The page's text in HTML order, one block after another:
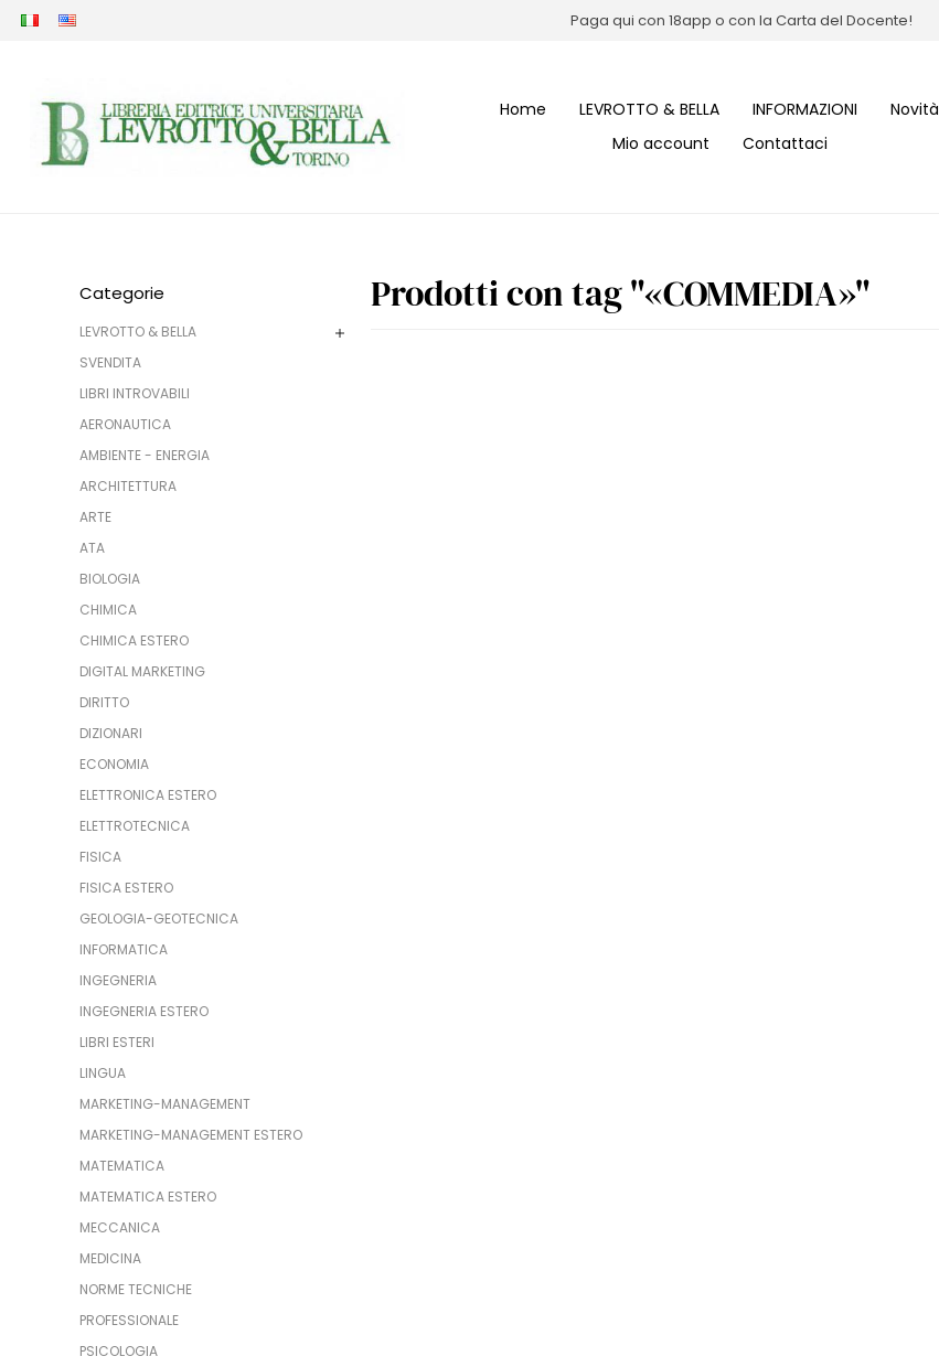
Paga qui con 18app o con la Carta del Docente!
Home LEVROTTO & BELLA INFORMAZIONI
Novità
Mio account
Contattaci
Categorie
LEVROTTO & BELLA
SVENDITA
LIBRI INTROVABILI
AERONAUTICA
AMBIENTE - ENERGIA
ARCHITETTURA
ARTE
ATA
BIOLOGIA
CHIMICA
CHIMICA ESTERO
DIGITAL MARKETING
DIRITTO
DIZIONARI
ECONOMIA
ELETTRONICA ESTERO
ELETTROTECNICA
FISICA
FISICA ESTERO
GEOLOGIA-GEOTECNICA
INFORMATICA
INGEGNERIA
INGEGNERIA ESTERO
LIBRI ESTERI
LINGUA
MARKETING-MANAGEMENT
MARKETING-MANAGEMENT ESTERO
MATEMATICA
MATEMATICA ESTERO
MECCANICA
MEDICINA
NORME TECNICHE
PROFESSIONALE
PSICOLOGIA
Prodotti con tag "«COMMEDIA»"